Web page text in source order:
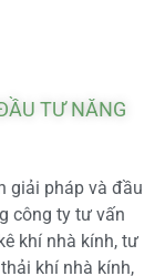
TƯ NĂNG
giải pháp và đầu
công ty tư vấn
khí nhà kính, tư
khí nhà kính,